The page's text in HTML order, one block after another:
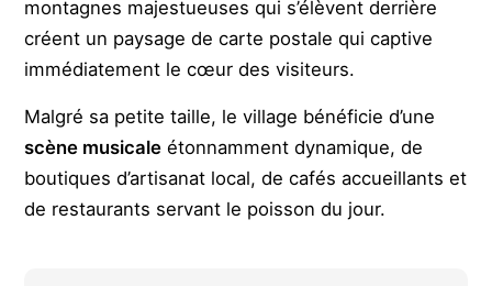
montagnes majestueuses qui s’élèvent derrière
créent un paysage de carte postale qui captive
immédiatement le cœur des visiteurs.
Malgré sa petite taille, le village bénéficie d’une
scène musicale étonnamment dynamique, de
boutiques d’artisanat local, de cafés accueillants et
de restaurants servant le poisson du jour.